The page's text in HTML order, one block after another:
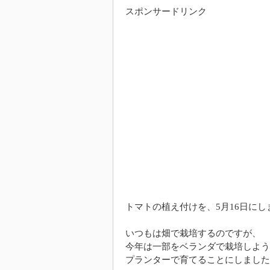
スポンサードリンク
トマトの植え付けを、5月16日にし
いつもは畑で栽培するのですが、
今年は一部をベランダで栽培しよう
プランターで育てることにしました